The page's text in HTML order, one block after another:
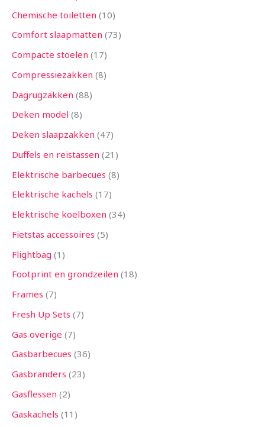
Chemische toiletten 10
Comfort slaapmatten 73
Compacte stoelen 17
Compressiezakken 8
Dagrugzakken 88
Deken model 8
Deken slaapzakken 47
Duffels en reistassen 21
Elektrische barbecues 8
Elektrische kachels 17
Elektrische koelboxen 34
Fietstas accessoires 5
Flightbag 1
Footprint en grondzeilen 18
Frames 7
Fresh Up Sets 7
Gas overige 7
Gasbarbecues 36
Gasbranders 23
Gasflessen 2
Gaskachels 11